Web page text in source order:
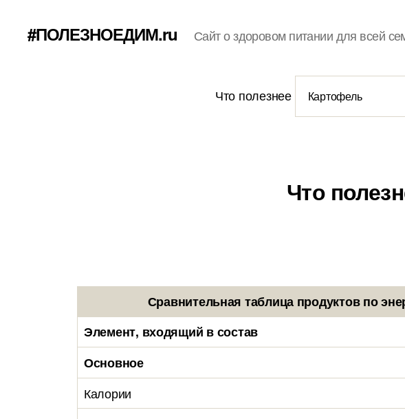
#ПОЛЕЗНОЕДИМ.ru Сайт о здоровом питании для всей
Что полезнее
Что
Сравнительная таблица продуктов по
Элемент, входящий в состав
Основное
Калории